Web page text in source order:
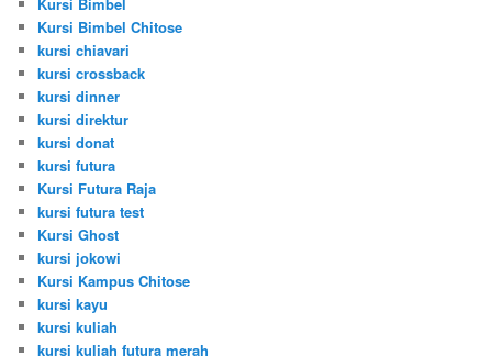
Kursi Bimbel Chitose
kursi chiavari
kursi crossback
kursi dinner
kursi direktur
kursi donat
kursi futura
Kursi Futura Raja
kursi futura test
Kursi Ghost
kursi jokowi
Kursi Kampus Chitose
kursi kayu
kursi kuliah
kursi kuliah futura merah